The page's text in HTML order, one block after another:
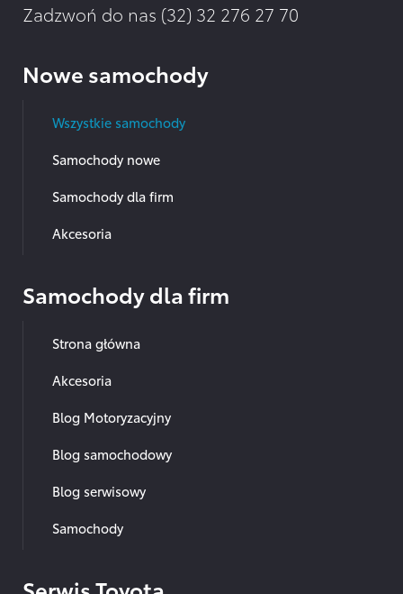
Zadzwoń do nas (32) 32 276 27 70
Nowe samochody
Wszystkie samochody
Samochody nowe
Samochody dla firm
Akcesoria
Samochody dla firm
Strona główna
Akcesoria
Blog Motoryzacyjny
Blog samochodowy
Blog serwisowy
Samochody